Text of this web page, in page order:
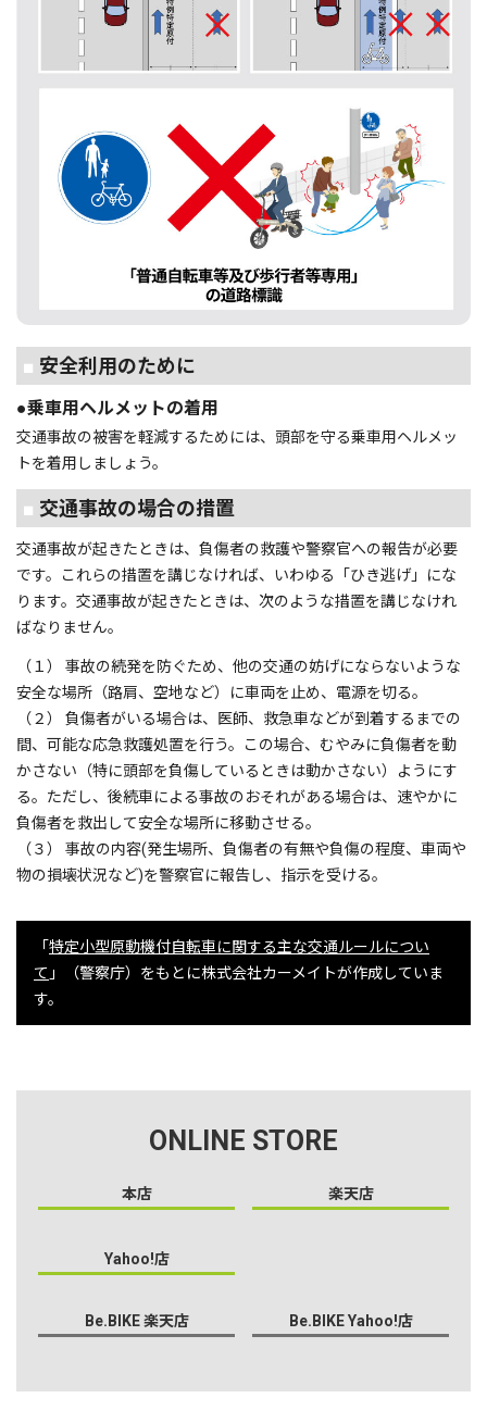
■ 安全利用のために
●乗車用ヘルメットの着用
交通事故の被害を軽減するためには、頭部を守る乗車用ヘルメッ
トを着用しましょう。
■ 交通事故の場合の措置
交通事故が起きたときは、負傷者の救護や警察官への報告が必要
です。これらの措置を講じなければ、いわゆる「ひき逃げ」にな
ります。交通事故が起きたときは、次のような措置を講じなけれ
ばなりません。
（１） 事故の続発を防ぐため、他の交通の妨げにならないような
安全な場所（路肩、空地など）に車両を止め、電源を切る。
（２） 負傷者がいる場合は、医師、救急車などが到着するまでの
間、可能な応急救護処置を行う。この場合、むやみに負傷者を動
かさない（特に頭部を負傷しているときは動かさない）ようにす
る。ただし、後続車による事故のおそれがある場合は、速やかに
負傷者を救出して安全な場所に移動させる。
（３） 事故の内容(発生場所、負傷者の有無や負傷の程度、車両や
物の損壊状況など)を警察官に報告し、指示を受ける。
「 特定小型原動機付自転車に関する主な交通ルールについ
て 」（警察庁）をもとに株式会社カーメイトが作成していま
す。
ONLINE STORE
本店 楽天店
Yahoo!店
Be.BIKE 楽天店 Be.BIKE Yahoo!店